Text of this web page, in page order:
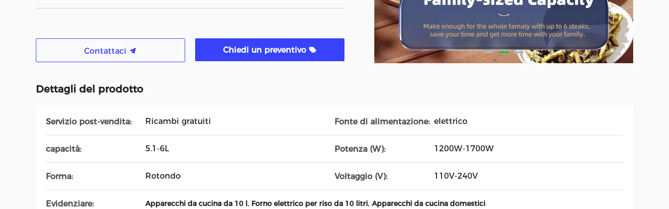
Contattaci Chiedi un preventivo
Dettagli del prodotto
Servizio post-vendita: Ricambi gratuiti Fonte di alimentazione: elettrico
capacità: 5.1-6L Potenza (W): 1200W-1700W
Forma: Rotondo Voltaggio (V): 110V-240V
Evidenziare: Apparecchi da cucina da 10 l, Forno elettrico per riso da 10 litri, Apparecchi da cucina domestici